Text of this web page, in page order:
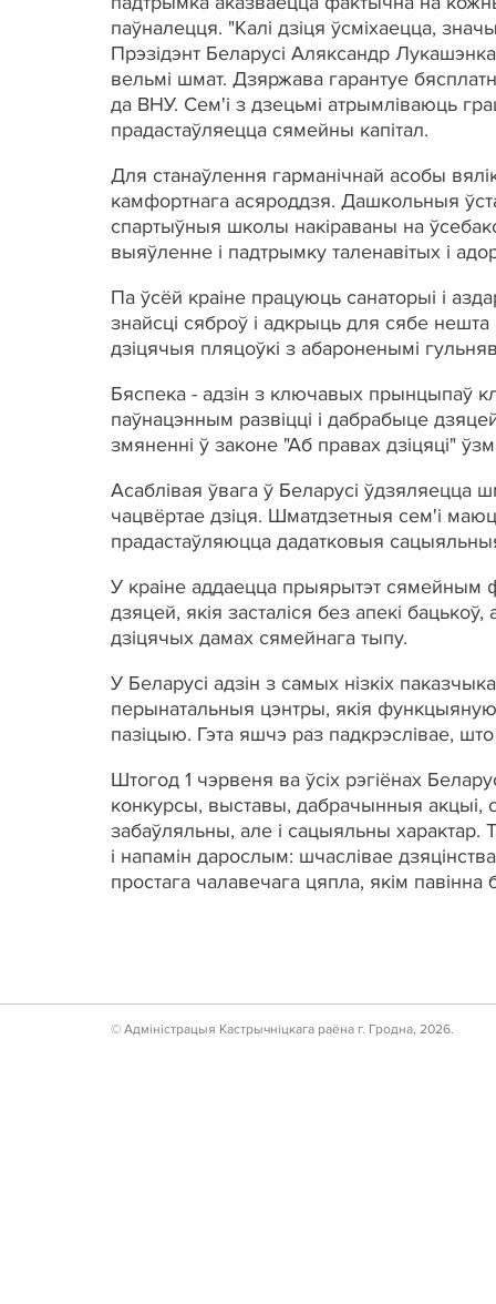
паўналецця. "Калі дзіця ўсміхаецца,
Прэзідэнт Беларусі Аляксандр
вельмі шмат. Дзяржава гарантуе
да ВНУ. Сем'і з дзецьмі атрымліваюць
прадастаўляецца сямейны капітал.
Для станаўлення гарманічнай асобы
камфортнага асяроддзя. Дашкольныя
спартыўныя школы накіраваны на
выяўленне і падтрымку таленавітых і
Па ўсёй краіне працуюць санаторыі і
знайсці сяброў і адкрыць для сябе
дзіцячыя пляцоўкі з абароненымі
Бяспека - адзін з ключавых прынцыпаў
паўнацэнным развіцці і дабрабыце
змяненні ў законе "Аб правах дзіцяці"
Асаблівая ўвага ў Беларусі
чацвёртае дзіця. Шматдзетныя сем'і
прадастаўляюцца дадатковыя
У краіне аддаецца прыярытэт сямейным
дзяцей, якія засталіся без апекі
дзіцячых дамах сямейнага тыпу.
У Беларусі адзін з самых нізкіх
перынатальныя цэнтры, якія
пазіцыю. Гэта яшчэ раз падкрэслівае,
Штогод 1 чэрвеня ва ўсіх рэгіёнах
конкурсы, выставы, дабрачынныя акцыі,
забаўляльны, але і сацыяльны характар.
і напамін дарослым: шчаслівае
простага чалавечага цяпла, якім
© Адмiнiстрацыя Кастрычнiцкага раёна г. Гродна, 2026.